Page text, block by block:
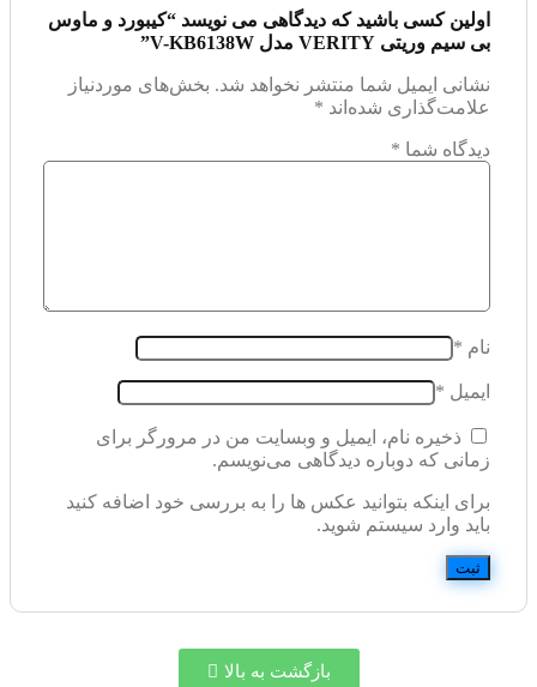
اولین کسی باشید که دیدگاهی می نویسد “کیبورد و ماوس
بی سیم وریتی VERITY مدل V-KB6138W”
نشانی ایمیل شما منتشر نخواهد شد. بخش‌های موردنیاز
علامت‌گذاری شده‌اند *
دیدگاه شما *
نام *
ایمیل *
ذخیره نام، ایمیل و وبسایت من در مرورگر برای
زمانی که دوباره دیدگاهی می‌نویسم.
برای اینکه بتوانید عکس ها را به بررسی خود اضافه کنید
باید وارد سیستم شوید.
بازگشت به بالا